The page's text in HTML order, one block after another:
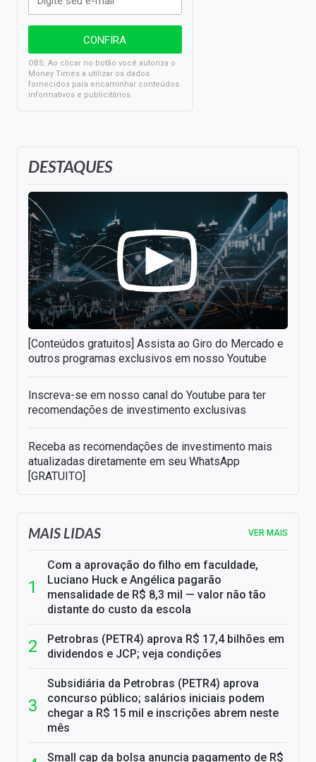
DESTAQUES
[Conteúdos gratuitos] Assista ao Giro do Mercado e
outros programas exclusivos em nosso Youtube
Inscreva-se em nosso canal do Youtube para ter
recomendações de investimento exclusivas
Receba as recomendações de investimento mais
atualizadas diretamente em seu WhatsApp
[GRATUITO]
OBS: Ao clicar no botão você autoriza o
Money Times a utilizar os dados
fornecidos para encaminhar conteúdos
informativos e publicitários.
MAIS LIDAS VER MAIS
Com a aprovação do filho em faculdade,
Luciano Huck e Angélica pagarão
mensalidade de R$ 8,3 mil — valor não tão
distante do custo da escola
Petrobras (PETR4) aprova R$ 17,4 bilhões em
dividendos e JCP; veja condições
Subsidiária da Petrobras (PETR4) aprova
concurso público; salários iniciais podem
chegar a R$ 15 mil e inscrições abrem neste
mês
Small cap da bolsa anuncia pagamento de R$